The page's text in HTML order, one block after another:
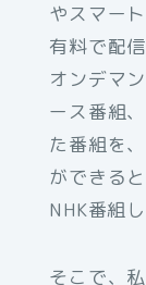
やスマー
有料で配
オンデマ
ース番組
た番組を
ができる
NHK番組
そこで、